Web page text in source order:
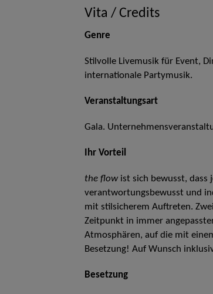
Vita / Credits
Genre
Stilvolle Livemusik für Event,
internationale Partymusik.
Veranstaltungsart
Gala.
Ihr Vorteil
the flowist sich bewusst, dass
verantwortungsbewusst und
mit stilsicherem Auftreten.
Zeitpunkt in immer
Atmosphären, auf die mit
Besetzung! Auf Wunsch
Besetzung